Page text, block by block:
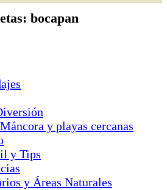
bocapan
y playas cercanas
y Tips
y Áreas Naturales